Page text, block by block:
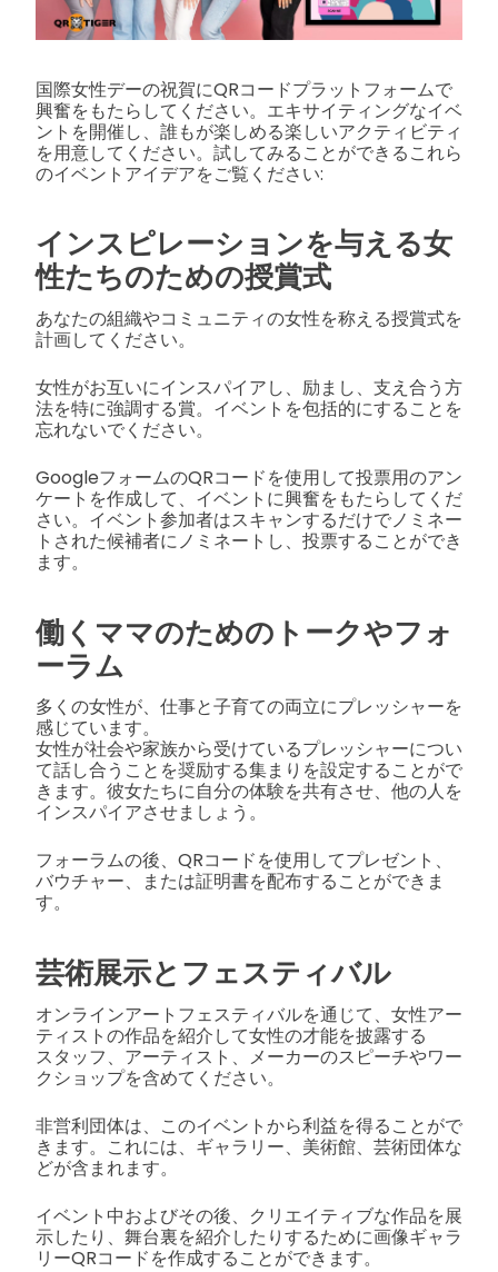
国際女性デーの祝賀にQRコードプラットフォームで
興奮をもたらしてください。エキサイティングなイベ
ントを開催し、誰もが楽しめる楽しいアクティビティ
を用意してください。試してみることができるこれら
のイベントアイデアをご覧ください:
インスピレーションを与える女
性たちのための授賞式
あなたの組織やコミュニティの女性を称える授賞式を
計画してください。
女性がお互いにインスパイアし、励まし、支え合う方
法を特に強調する賞。イベントを包括的にすることを
忘れないでください。
GoogleフォームのQRコードを使用して投票用のアン
ケートを作成して、イベントに興奮をもたらしてくだ
さい。イベント参加者はスキャンするだけでノミネー
トされた候補者にノミネートし、投票することができ
ます。
働くママのためのトークやフォ
ーラム
多くの女性が、仕事と子育ての両立にプレッシャーを
感じています。
女性が社会や家族から受けているプレッシャーについ
て話し合うことを奨励する集まりを設定することがで
きます。彼女たちに自分の体験を共有させ、他の人を
インスパイアさせましょう。
フォーラムの後、QRコードを使用してプレゼント、
バウチャー、または証明書を配布することができま
す。
芸術展示とフェスティバル
オンラインアートフェスティバルを通じて、女性アー
ティストの作品を紹介して女性の才能を披露する
スタッフ、アーティスト、メーカーのスピーチやワー
クショップを含めてください。
非営利団体は、このイベントから利益を得ることがで
きます。これには、ギャラリー、美術館、芸術団体な
どが含まれます。
イベント中およびその後、クリエイティブな作品を展
示したり、舞台裏を紹介したりするために画像ギャラ
リーQRコードを作成することができます。